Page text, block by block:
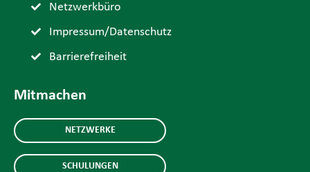
Netzwerkbüro
Impressum/Datenschutz
Barrierefreiheit
Mitmachen
NETZWERKE
SCHULUNGEN